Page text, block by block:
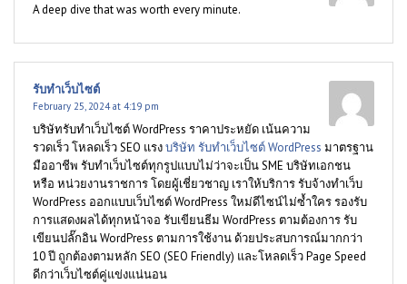
A deep dive that was worth every minute.
รับทำเว็บไซต์
February 25, 2024 at 4:19 pm
บริษัทรับทำเว็บไซต์ WordPress ราคาประหยัด เน้นความ
รวดเร็ว โหลดเร็ว SEO แรงบริษัท รับทำเว็บไซต์ WordPress มาตรฐาน
มืออาชีพ รับทำเว็บไซต์ทุกรูปแบบไม่ว่าจะเป็น SME บริษัทเอกชน
หรือ หน่วยงานราชการ โดยผู้เชี่ยวชาญ เราให้บริการ รับจ้างทำเว็บ
WordPress ออกแบบเว็บไซต์ WordPress ใหม่ดีไซน์ไม่ซ้ำใคร รองรับ
การแสดงผลได้ทุกหน้าจอ รับเขียนธีม WordPress ตามต้องการ รับ
เขียนปลั๊กอิน WordPress ตามการใช้งาน ด้วยประสบการณ์มากกว่า
10 ปี ถูกต้องตามหลัก SEO (SEO Friendly) และโหลดเร็ว Page Speed
ดีกว่าเว็บไซต์คู่แข่งแน่นอน